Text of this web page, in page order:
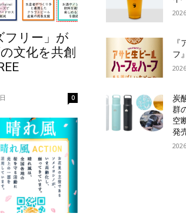
フリー」が
文化を共創
0
フ
炭
群
空
発